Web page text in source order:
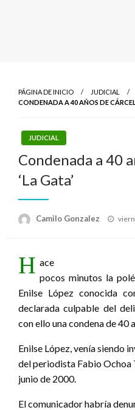
PÁGINA DE INICIO
JUDICIAL
CONDENADA A 40 AÑOS DE CÁRCEL
JUDICIAL
Condenada a 40
‘La Gata’
Camilo Gonzalez
H ace
pocos minutos la
Enilse López conocida
declarada culpable del
con ello una condena de 40
Enilse López, venía siendo
del periodista Fabio Ochoa
junio de 2000.
El comunicador habría